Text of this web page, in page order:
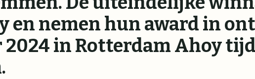
en nemen hun award in
2024 in Rotterdam Ahoy